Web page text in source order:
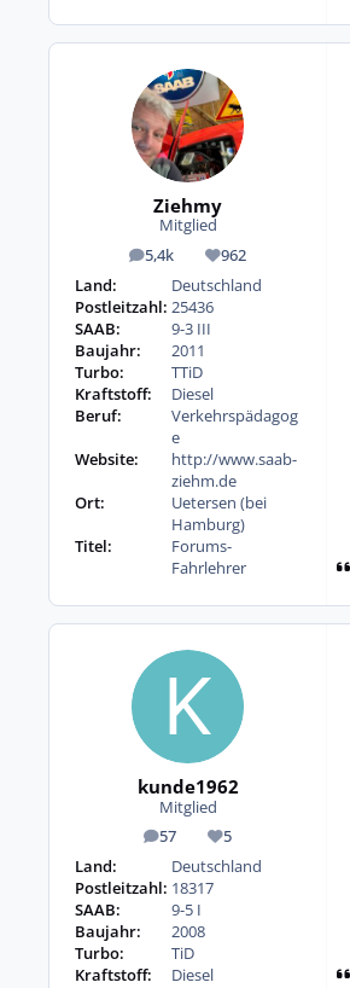
Ziehmy
Mitglied
5,4k
Beiträge 962
Reputation
Land:
Deutschland
Postleitzahl: 25436
SAAB:
9-3 III
Baujahr:
2011
Turbo:
TTiD
Kraftstoff:
Diesel
Beruf:
Verkehrspädagog
e
Website:
http://www.saab-
ziehm.de
Ort:
Uetersen (bei
Hamburg)
Titel:
Forums-
Fahrlehrer
kunde1962
Mitglied
57
Beiträge 5
Reputation
Land:
Deutschland
Postleitzahl: 18317
SAAB:
9-5 I
Baujahr:
2008
Turbo:
TiD
Kraftstoff:
Diesel